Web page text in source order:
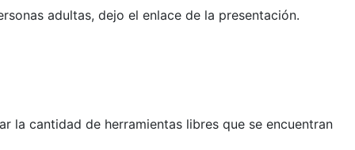
adultas, dejo el enlace de la presentación.
la cantidad de herramientas libres que se encuentran